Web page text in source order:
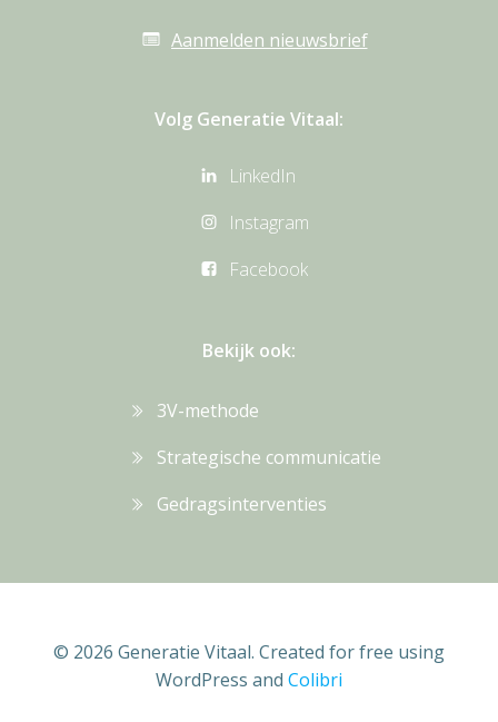
Aanmelden nieuwsbrief
Volg Generatie Vitaal:
LinkedIn
Instagram
Facebook
Bekijk ook:
3V-methode
Strategische communicatie
Gedragsinterventies
© 2026 Generatie Vitaal. Created for free using
WordPress and Colibri